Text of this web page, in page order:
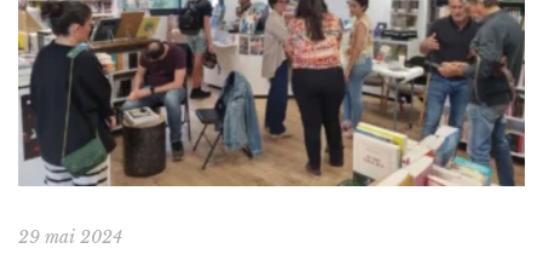
29 mai 2024